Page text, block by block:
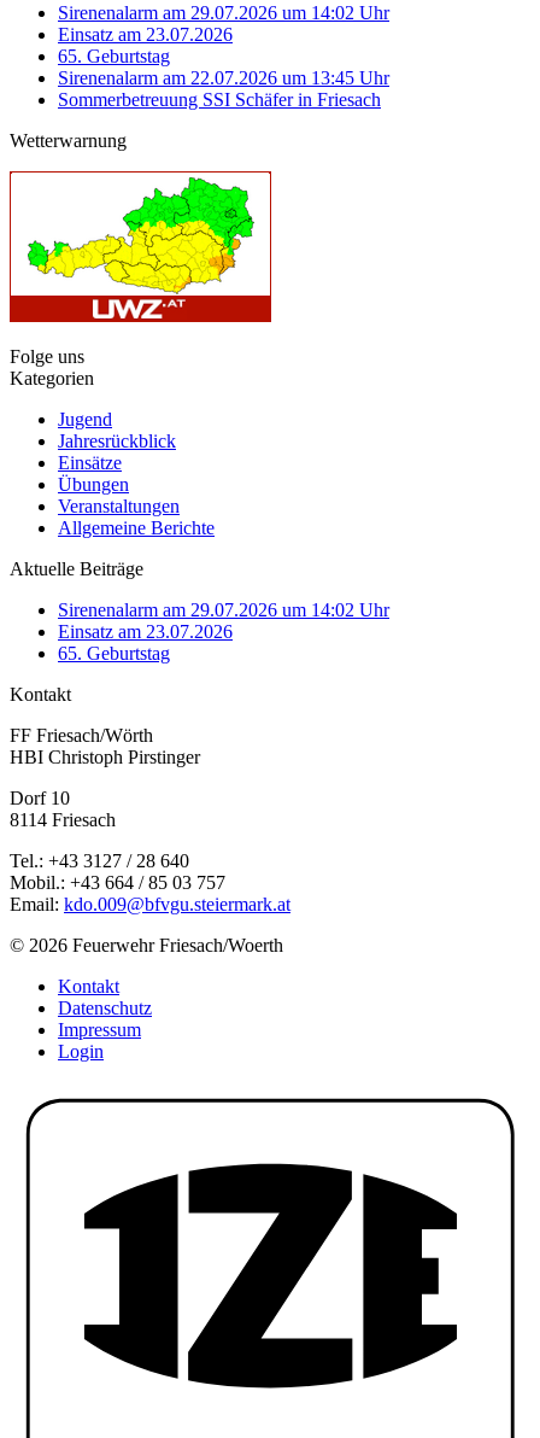
Sirenenalarm am 29.07.2026 um 14:02 Uhr
Einsatz am 23.07.2026
65. Geburtstag
Sirenenalarm am 22.07.2026 um 13:45 Uhr
Sommerbetreuung SSI Schäfer in Friesach
Wetterwarnung
Folge uns
Kategorien
Jugend
Jahresrückblick
Einsätze
Übungen
Veranstaltungen
Allgemeine Berichte
Aktuelle Beiträge
Sirenenalarm am 29.07.2026 um 14:02 Uhr
Einsatz am 23.07.2026
65. Geburtstag
Kontakt
FF Friesach/Wörth
HBI Christoph Pirstinger
Dorf 10
8114 Friesach
Tel.: +43 3127 / 28 640
Mobil.: +43 664 / 85 03 757
Email: kdo.009@bfvgu.steiermark.at
© 2026 Feuerwehr Friesach/Woerth
Kontakt
Datenschutz
Impressum
Login